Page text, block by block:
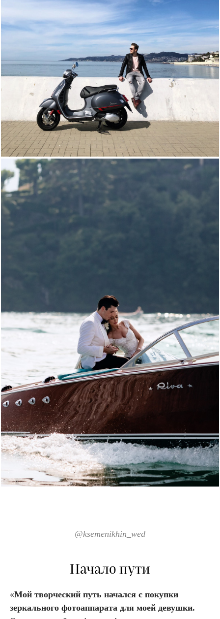
@ksemenikhin_wed
Начало пути
«Мой творческий путь начался с покупки
зеркального фотоаппарата для моей девушки.